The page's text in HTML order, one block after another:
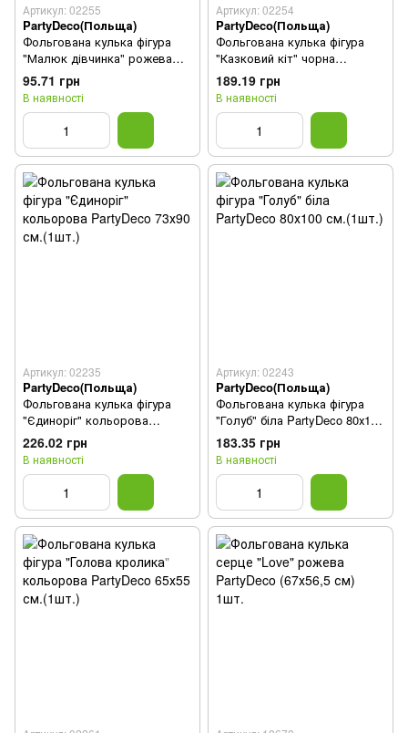
Артикул: 02255
PartyDeco(Польща)
Фольгована кулька фігура
"Малюк дівчинка" рожева
PartyDeco 40х45 см.(1шт.)
95.71 грн
В наявності
Артикул: 02254
PartyDeco(Польща)
Фольгована кулька фігура
"Казковий кіт" чорна
PartyDeco 96х95 см.(1шт.)
189.19 грн
В наявності
Артикул: 02235
PartyDeco(Польща)
Фольгована кулька фігура
"Єдиноріг" кольорова
PartyDeco 73х90 см.(1шт.)
226.02 грн
В наявності
Артикул: 02243
PartyDeco(Польща)
Фольгована кулька фігура
"Голуб" біла PartyDeco 80х100
см.(1шт.)
183.35 грн
В наявності